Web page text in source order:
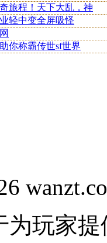
旅程！天下大乱，神
轻中变全屏吸怪
你称霸传世sf世界
为玩家